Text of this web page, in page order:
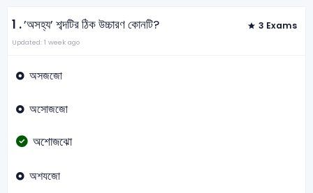
1 .’অসহ্য’ শব্দটির ঠিক উচ্চারণ কোনটি? 3 Exams
Updated: 1 week ago
অসজজো
অসোজজো
অশোজঝো
অশযজো